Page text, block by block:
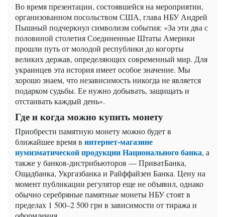
Во время презентации, состоявшейся на мероприятии,
организованном посольством США, глава НБУ Андрей
Пышный подчеркнул символизм события: «За эти два с
половиной столетия Соединенные Штаты Америки
прошли путь от молодой республики до когорты
великих держав, определяющих современный мир. Для
украинцев эта история имеет особое значение. Мы
хорошо знаем, что независимость никогда не является
подарком судьбы. Ее нужно добывать, защищать и
отстаивать каждый день».
Где и когда можно купить монету
Приобрести памятную монету можно будет в
ближайшее время в интернет-магазине
нумизматической продукции Национального банка, а
также у банков-дистрибьюторов — ПриватБанка,
Ощадбанка, Укргазбанка и Райффайзен Банка. Цену на
момент публикации регулятор еще не объявил, однако
обычно серебряные памятные монеты НБУ стоят в
пределах 1 500–2 500 грн в зависимости от тиража и